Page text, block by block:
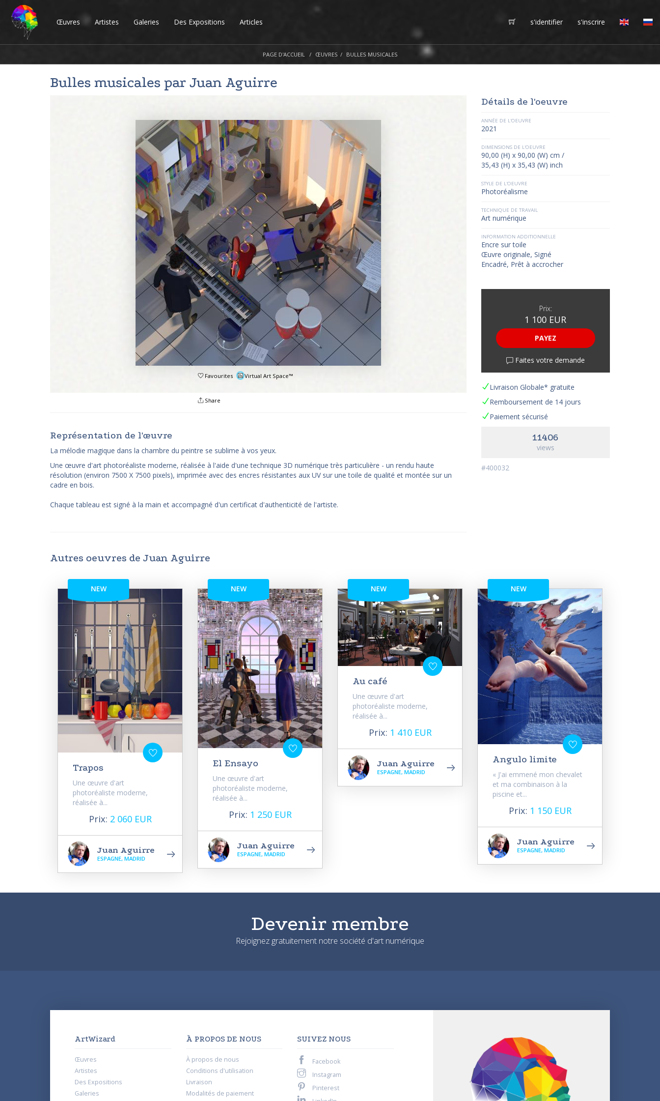
Œuvres Artistes Galeries Des Expositions Articles s'identifier s'inscrire
PAGE D'ACCUEIL ŒUVRES BULLES MUSICALES
Bulles musicales par Juan Aguirre
Favourites Virtual Art Space™
Share
Représentation de l'œuvre
La mélodie magique dans la chambre du peintre se sublime à vos yeux.
Une œuvre d'art photoréaliste moderne, réalisée à l'aide d'une technique 3D numérique très particulière - un rendu haute
résolution (environ 7500 X 7500 pixels), imprimée avec des encres résistantes aux UV sur une toile de qualité et montée sur un
cadre en bois.
Chaque tableau est signé à la main et accompagné d'un certificat d'authenticité de l'artiste.
Détails de l'oeuvre
ANNÉE DE L'OEUVRE
2021
DIMENSIONS DE L'OEUVRE
90,00 (H) x 90,00 (W) cm /
35,43 (H) x 35,43 (W) inch
STYLE DE L'OEUVRE
Photoréalisme
TECHNIQUE DE TRAVAIL
Art numérique
INFORMATION ADDITIONNELLE
Encre sur toile
Œuvre originale, Signé
Encadré, Prêt à accrocher
Prix:
1 100 EUR
PAYEZ
Faites votre demande
Livraison Globale* gratuite
Remboursement de 14 jours
Paiement sécurisé
11406
views
#400032
Autres oeuvres de Juan Aguirre
NEW
Trapos
Une œuvre d'art
photoréaliste moderne,
réalisée à...
Prix: 2 060 EUR
Juan Aguirre
ESPAGNE, MADRID
NEW
El Ensayo
Une œuvre d'art
photoréaliste moderne,
réalisée à...
Prix: 1 250 EUR
Juan Aguirre
ESPAGNE, MADRID
NEW
Au café
Une œuvre d'art
photoréaliste moderne,
réalisée à...
Prix: 1 410 EUR
Juan Aguirre
ESPAGNE, MADRID
NEW
Angulo limite
« J'ai emmené mon chevalet
et ma combinaison à la
piscine et...
Prix: 1 150 EUR
Juan Aguirre
ESPAGNE, MADRID
Devenir membre
Rejoignez gratuitement notre société d'art numérique
ArtWizard
Œuvres
Artistes
Des Expositions
Galeries
À PROPOS DE NOUS
À propos de nous
Conditions d'utilisation
Livraison
Modalités de paiement
SUIVEZ NOUS
Facebook
Instagram
Pinterest